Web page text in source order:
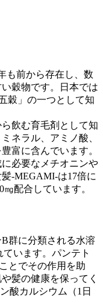
も前から存在し、数
穀物です。日本では
穀」の一つとして知
飲む育毛剤として知
ネラル、アミノ酸、
富に含んでいます。
必要なメチオニンや
-MEGAMI-は17倍に
配合しています。
群に分類される水溶
います。パンテト
とでその作用を助
髪の健康を保ってく
酸カルシウム（1日